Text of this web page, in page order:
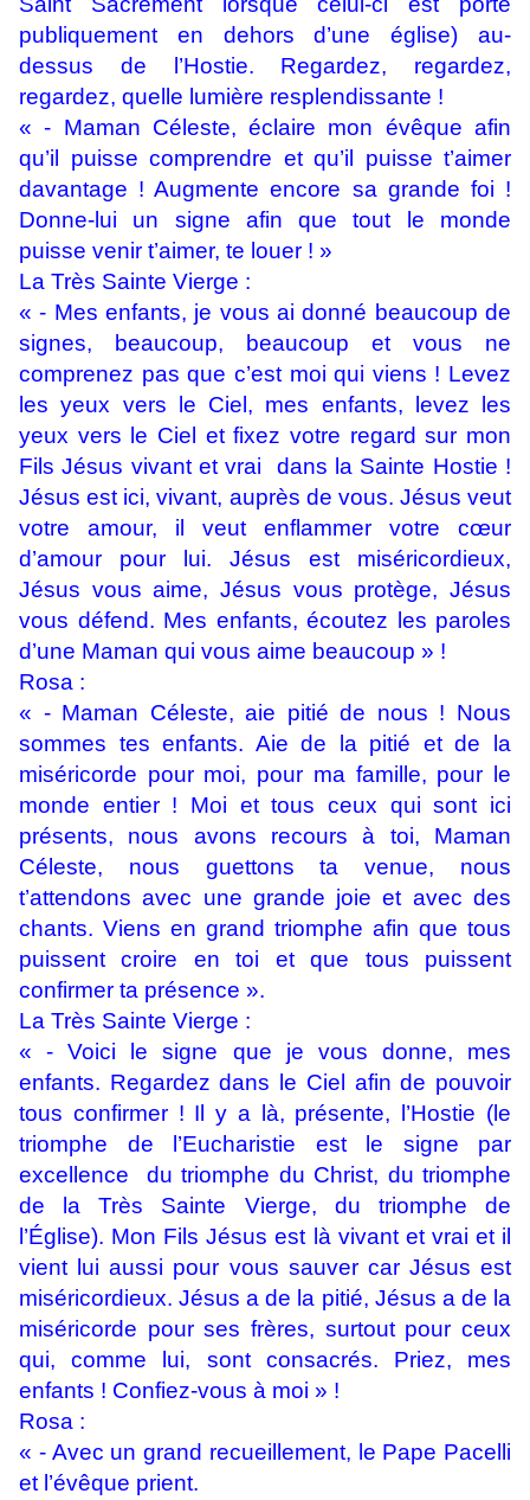
publiquement en dehors d’une église) au-
dessus de l’Hostie. Regardez, regardez,
regardez, quelle lumière resplendissante !
« - Maman Céleste, éclaire mon évêque afin
qu’il puisse comprendre et qu’il puisse t’aimer
davantage ! Augmente encore sa grande foi !
Donne-lui un signe afin que tout le monde
puisse venir t’aimer, te louer ! »
La Très Sainte Vierge :
« - Mes enfants, je vous ai donné beaucoup de
signes, beaucoup, beaucoup et vous ne
comprenez pas que c’est moi qui viens ! Levez
les yeux vers le Ciel, mes enfants, levez les
yeux vers le Ciel et fixez votre regard sur mon
Fils Jésus vivant et vrai dans la Sainte Hostie !
Jésus est ici, vivant, auprès de vous. Jésus veut
votre amour, il veut enflammer votre cœur
d’amour pour lui. Jésus est miséricordieux,
Jésus vous aime, Jésus vous protège, Jésus
vous défend. Mes enfants, écoutez les paroles
d’une Maman qui vous aime beaucoup » !
Rosa :
« - Maman Céleste, aie pitié de nous ! Nous
sommes tes enfants. Aie de la pitié et de la
miséricorde pour moi, pour ma famille, pour le
monde entier ! Moi et tous ceux qui sont ici
présents, nous avons recours à toi, Maman
Céleste, nous guettons ta venue, nous
t’attendons avec une grande joie et avec des
chants. Viens en grand triomphe afin que tous
puissent croire en toi et que tous puissent
confirmer ta présence ».
La Très Sainte Vierge :
« - Voici le signe que je vous donne, mes
enfants. Regardez dans le Ciel afin de pouvoir
tous confirmer ! Il y a là, présente, l’Hostie (le
triomphe de l’Eucharistie est le signe par
excellence du triomphe du Christ, du triomphe
de la Très Sainte Vierge, du triomphe de
l’Église). Mon Fils Jésus est là vivant et vrai et il
vient lui aussi pour vous sauver car Jésus est
miséricordieux. Jésus a de la pitié, Jésus a de la
miséricorde pour ses frères, surtout pour ceux
qui, comme lui, sont consacrés. Priez, mes
enfants ! Confiez-vous à moi » !
Rosa :
« - Avec un grand recueillement, le Pape Pacelli
et l’évêque prient.